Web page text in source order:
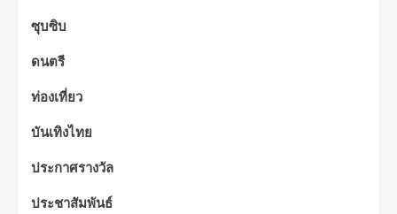
ซุบซิบ
ดนตรี
ท่องเที่ยว
บันเทิงไทย
ประกาศรางวัล
ประชาสัมพันธ์